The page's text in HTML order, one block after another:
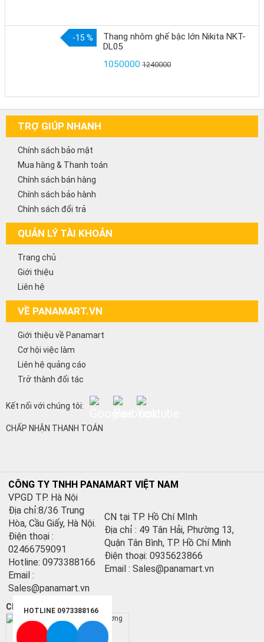
-15 %
Thang nhôm ghế bậc lớn Nikita NKT-
DL05
1050000 1240000
TRỢ GIÚP NHANH
Chính sách bảo mật
Mua hàng & Thanh toán
Chính sách bán hàng
Chính sách bảo hành
Chính sách đổi trả
QUẢN LÝ TÀI KHOẢN
Trang chủ
Giới thiệu
Liên hệ
VỀ PANAMART.VN
Giới thiệu về Panamart
Cơ hội việc làm
Liên hệ quảng cáo
Trở thành đối tác
Kết nối với chúng tôi:
CHẤP NHẬN THANH TOÁN
CÔNG TY TNHH PANAMART VIỆT NAM
VPGD TP. Hà Nội
Địa chỉ:8/36 Trung
Hòa, Cầu Giấy, Hà Nội.
Điện thoại :
02466759091
Hotline: 0973388166
Email :
Sales@panamart.vn
CN tại TP. Hồ Chí MInh
Địa chỉ : 49 Tân Hải, Phường 13,
Quận Tân Bình, TP. Hồ Chí Minh
Điện thoại: 0935623866
Email : Sales@panamart.vn
Chứng nhận:
HOTLINE 0973388166